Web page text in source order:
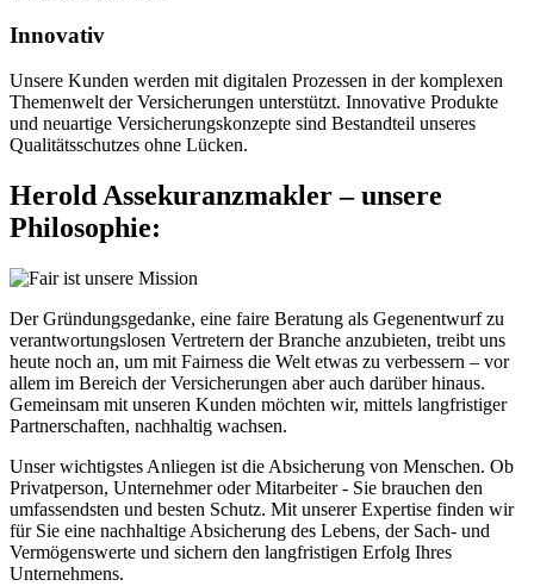
Innovativ
Unsere Kunden werden mit digitalen Prozessen in der komplexen
Themenwelt der Versicherungen unterstützt. Innovative Produkte
und neuartige Versicherungskonzepte sind Bestandteil unseres
Qualitätsschutzes ohne Lücken.
Herold Assekuranzmakler – unsere
Philosophie:
Der Gründungsgedanke, eine faire Beratung als Gegenentwurf zu
verantwortungslosen Vertretern der Branche anzubieten, treibt uns
heute noch an, um mit Fairness die Welt etwas zu verbessern – vor
allem im Bereich der Versicherungen aber auch darüber hinaus.
Gemeinsam mit unseren Kunden möchten wir, mittels langfristiger
Partnerschaften, nachhaltig wachsen.
Unser wichtigstes Anliegen ist die Absicherung von Menschen. Ob
Privatperson, Unternehmer oder Mitarbeiter - Sie brauchen den
umfassendsten und besten Schutz. Mit unserer Expertise finden wir
für Sie eine nachhaltige Absicherung des Lebens, der Sach- und
Vermögenswerte und sichern den langfristigen Erfolg Ihres
Unternehmens.